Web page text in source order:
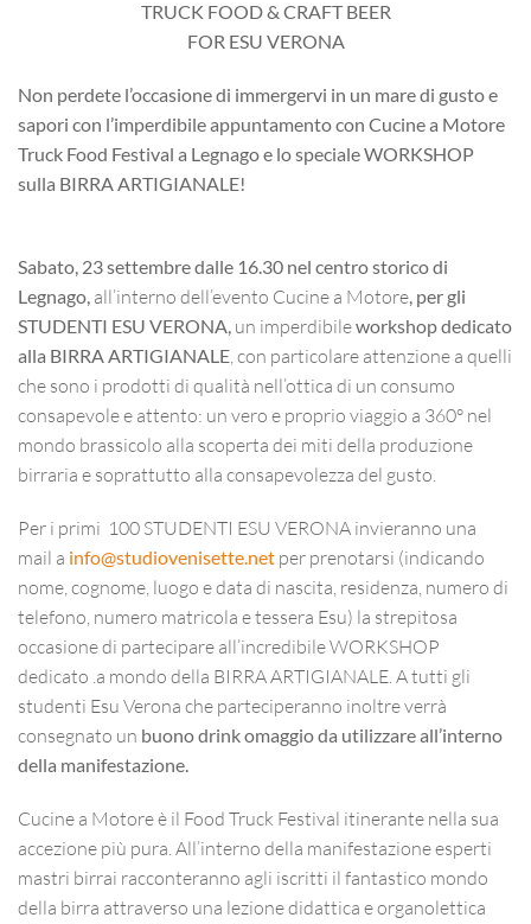
TRUCK FOOD & CRAFT BEER
FOR ESU VERONA
Non perdete l’occasione di immergervi in un mare di gusto e
sapori con l’imperdibile appuntamento con Cucine a Motore
Truck Food Festival a Legnago e lo specialeWORKSHOP
sulla BIRRA ARTIGIANALE!
Sabato, 23 settembre dalle 16.30 nel centro storico di
Legnago, all’interno dell’evento Cucine a Motore, per gli
STUDENTI ESU VERONA, un imperdibileworkshop dedicato
alla BIRRA ARTIGIANALE , con particolare attenzione a quelli
che sono i prodotti di qualità nell’ottica di un consumo
consapevole e attento: un vero e proprio viaggio a 360° nel
mondo brassicolo alla scoperta dei miti della produzione
birraria e soprattutto alla consapevolezza del gusto.
Per i primi 100 STUDENTI ESU VERONA invieranno una
mail a info@studiovenisette.net per prenotarsi (indicando
nome, cognome, luogo e data di nascita, residenza, numero di
telefono, numero matricola e tessera Esu) la strepitosa
occasione di partecipare all’incredibile WORKSHOP
dedicato .a mondo della BIRRA ARTIGIANALE. A tutti gli
studenti Esu Verona che parteciperanno inoltre verrà
consegnato un buono drink omaggio da utilizzare all’interno
della manifestazione.
Cucine a Motore è il Food Truck Festival itinerante nella sua
accezione più pura. All’interno della manifestazione esperti
mastri birrai racconteranno agli iscritti il fantastico mondo
della birra attraverso una lezione didattica e organolettica